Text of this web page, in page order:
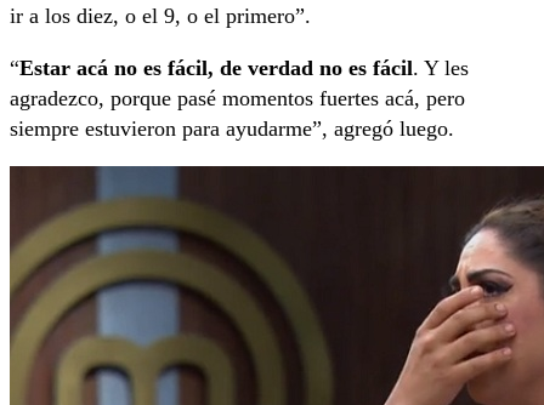
ir a los diez, o el 9, o el primero”.
“Estar acá no es fácil, de verdad no es fácil. Y les
agradezco, porque pasé momentos fuertes acá, pero
siempre estuvieron para ayudarme”, agregó luego.